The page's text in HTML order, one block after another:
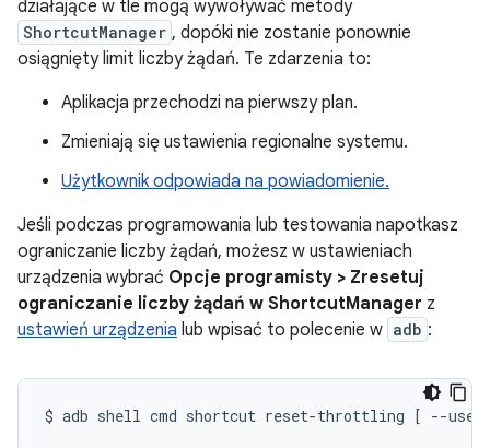
działające w tle mogą wywoływać metody
ShortcutManager , dopóki nie zostanie ponownie
osiągnięty limit liczby żądań. Te zdarzenia to:
Aplikacja przechodzi na pierwszy plan.
Zmieniają się ustawienia regionalne systemu.
Użytkownik odpowiada na powiadomienie.
Jeśli podczas programowania lub testowania napotkasz
ograniczanie liczby żądań, możesz w ustawieniach
urządzenia wybrać Opcje programisty > Zresetuj
ograniczanie liczby żądań w ShortcutManager z
ustawień urządzenia lub wpisać to polecenie w adb :
$ adb shell cmd shortcut reset-throttling [ --user